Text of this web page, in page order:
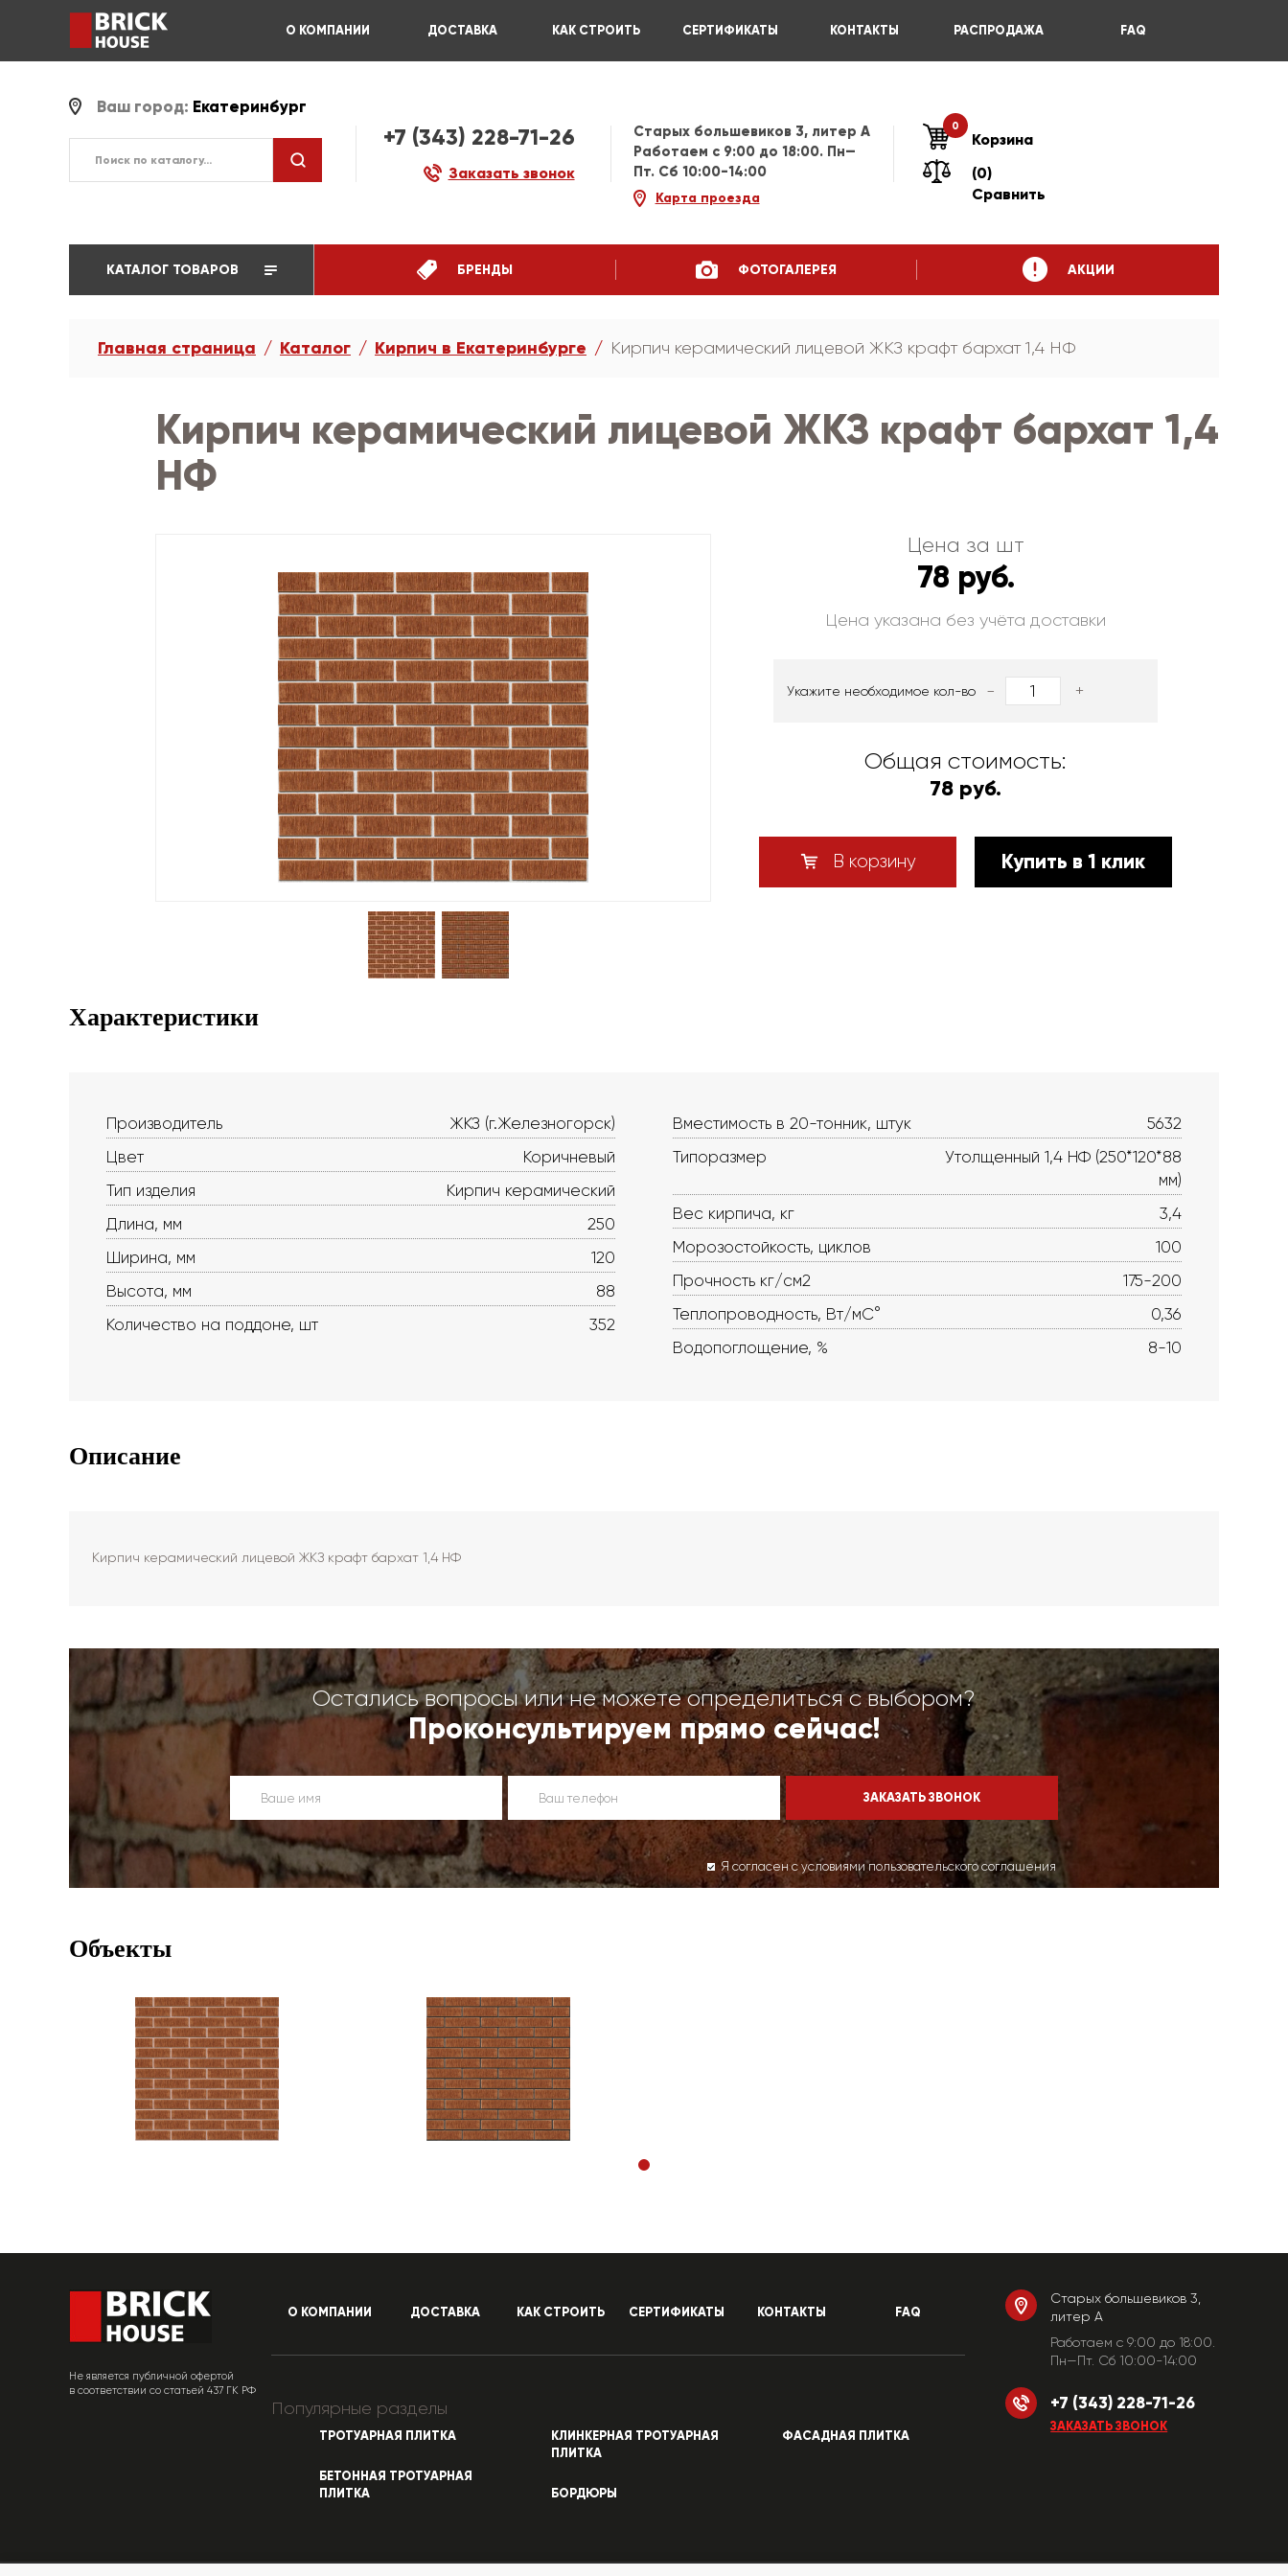
О КОМПАНИИ ДОСТАВКА КАК СТРОИТЬ СЕРТИФИКАТЫ КОНТАКТЫ РАСПРОДАЖА FAQ
Ваш город: Екатеринбург
+7 (343) 228-71-26
Заказать звонок
Старых большевиков 3, литер А
Работаем c 9:00 до 18:00. Пн—
Пт. Сб 10:00-14:00
Карта проезда
0
Корзина
(0)
Сравнить
КАТАЛОГ ТОВАРОВ БРЕНДЫ ФОТОГАЛЕРЕЯ АКЦИИ
Главная страница Каталог Кирпич в Екатеринбурге Кирпич керамический лицевой ЖКЗ крафт бархат 1,4 НФ
Кирпич керамический лицевой ЖКЗ крафт бархат 1,4
НФ
Цена за шт
78 руб.
Цена указана без учёта доставки
Укажите необходимое кол-во - +
Общая стоимость:
78 руб.
В корзину Купить в 1 клик
Характеристики
Производитель
ЖКЗ (г.Железногорск)
Цвет
Коричневый
Тип изделия
Кирпич керамический
Длина, мм
250
Ширина, мм
120
Высота, мм
88
Количество на поддоне, шт
352
Вместимость в 20-тонник, штук
5632
Типоразмер
Утолщенный 1,4 НФ (250*120*88
мм)
Вес кирпича, кг
3,4
Морозостойкость, циклов
100
Прочность кг/см2
175-200
Теплопроводность, Вт/мС°
0,36
Водопоглощение, %
8-10
Описание
Кирпич керамический лицевой ЖКЗ крафт бархат 1,4 НФ
Остались вопросы или не можете определиться с выбором?
Проконсультируем прямо сейчас!
Я согласен с условиями пользовательского соглашения
Объекты
Не является публичной офертой
в соответствии со статьей 437 ГК РФ
О КОМПАНИИ ДОСТАВКА КАК СТРОИТЬ СЕРТИФИКАТЫ КОНТАКТЫ FAQ
Популярные разделы
ТРОТУАРНАЯ ПЛИТКА
БЕТОННАЯ ТРОТУАРНАЯ
ПЛИТКА
КЛИНКЕРНАЯ ТРОТУАРНАЯ
ПЛИТКА
БОРДЮРЫ
ФАСАДНАЯ ПЛИТКА
Старых большевиков 3,
литер А
Работаем c 9:00 до 18:00.
Пн—Пт. Сб 10:00-14:00
+7 (343) 228-71-26
ЗАКАЗАТЬ ЗВОНОК